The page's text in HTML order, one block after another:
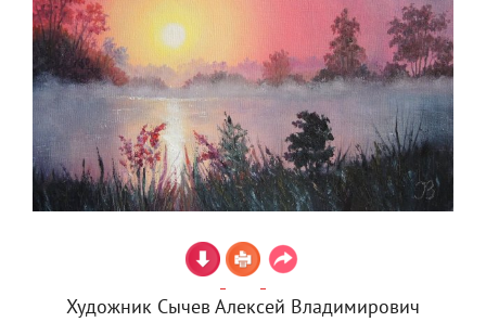
Художник Сычев Алексей Владимирович